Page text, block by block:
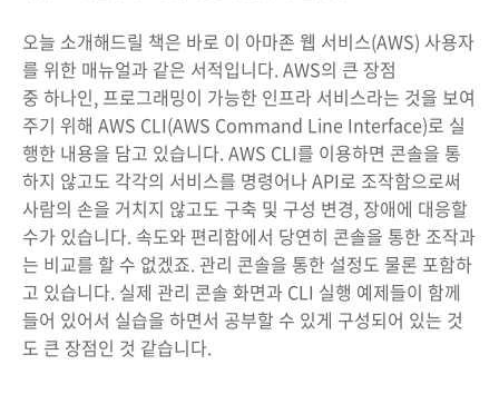
오늘 소개해드릴 책은 바로 이 아마존 웹 서비스(AWS) 사용자
를 위한 매뉴얼과 같은 서적입니다. AWS의 큰 장점
중 하나인, 프로그래밍이 가능한 인프라 서비스라는 것을 보여
주기 위해 AWS CLI(AWS Command Line Interface)로 실
행한 내용을 담고 있습니다. AWS CLI를 이용하면 콘솔을 통
하지 않고도 각각의 서비스를 명령어나 API로 조작함으로써
사람의 손을 거치지 않고도 구축 및 구성 변경, 장애에 대응할
수가 있습니다. 속도와 편리함에서 당연히 콘솔을 통한 조작과
는 비교를 할 수 없겠죠. 관리 콘솔을 통한 설정도 물론 포함하
고 있습니다. 실제 관리 콘솔 화면과 CLI 실행 예제들이 함께
들어 있어서 실습을 하면서 공부할 수 있게 구성되어 있는 것
도 큰 장점인 것 같습니다.